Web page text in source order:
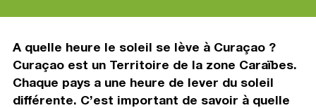
A quelle heure le soleil se lève à Curaçao ?
Curaçao est un Territoire de la zone Caraïbes.
Chaque pays a une heure de lever du soleil
différente. C’est important de savoir à quelle